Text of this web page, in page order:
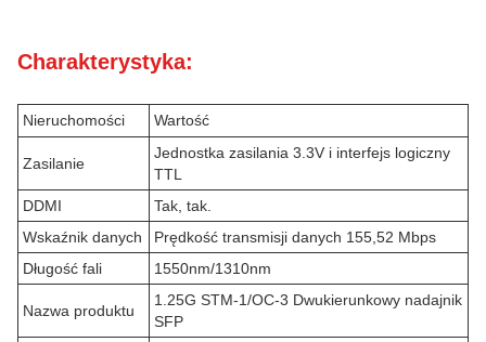
Charakterystyka:
Nieruchomości Wartość
Zasilanie
Jednostka zasilania 3.3V i interfejs logiczny
TTL
DDMI
Tak, tak.
Wskaźnik danych
Prędkość transmisji danych 155,52 Mbps
Długość fali
1550nm/1310nm
Nazwa produktu
1.25G STM-1/OC-3 Dwukierunkowy nadajnik
SFP